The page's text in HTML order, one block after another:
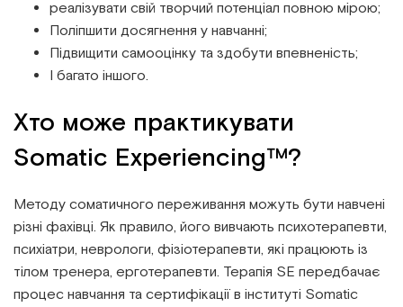
реалізувати свій творчий потенціал повною мірою;
Поліпшити досягнення у навчанні;
Підвищити самооцінку та здобути впевненість;
І багато іншого.
Хто може практикувати
Somatic Experiencing™?
Методу соматичного переживання можуть бути навчені
різні фахівці. Як правило, його вивчають психотерапевти,
психіатри, неврологи, фізіотерапевти, які працюють із
тілом тренера, ерготерапевти. Терапія SE передбачає
процес навчання та сертифікації в інституті Somatic